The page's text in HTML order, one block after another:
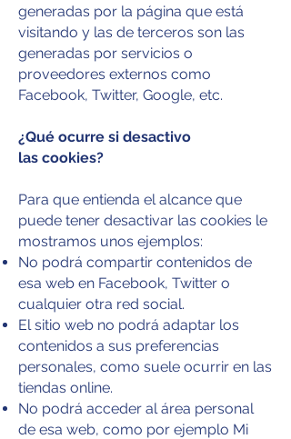
generadas por la página que está
visitando y las de terceros son las
generadas por servicios o
proveedores externos como
Facebook, Twitter, Google, etc.
¿Qué ocurre si desactivo
las cookies?
Para que entienda el alcance que
puede tener desactivar las cookies le
mostramos unos ejemplos:
No podrá compartir contenidos de
esa web en Facebook, Twitter o
cualquier otra red social.
El sitio web no podrá adaptar los
contenidos a sus preferencias
personales, como suele ocurrir en las
tiendas online.
No podrá acceder al área personal
de esa web, como por ejemplo Mi